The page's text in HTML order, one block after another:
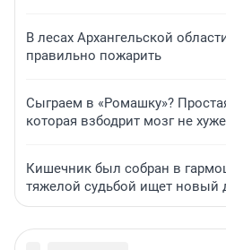
В лесах Архангельской
правильно пожарить
Сыграем в «Ромашку»?
которая взбодрит мозг не
Кишечник был собран в
тяжелой судьбой ищет новый